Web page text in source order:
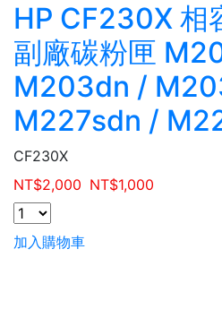
HP CF230X 相
副廠碳粉匣
M203dn /
M227sdn /
CF230X
NT$2,000 NT$1,000
加入購物車